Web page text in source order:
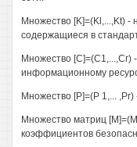
Множество [K]=(Kl,...,Kt) -
содержащиеся в
Множество [С]=(С1,...,Сг)
информационному
Множество [Р]=(Р 1,... ,Рг)
Множество матриц
коэффициентов